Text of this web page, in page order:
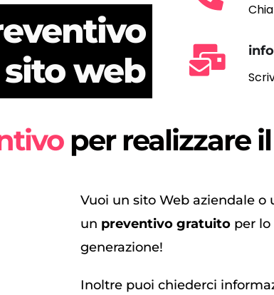
web
per realizzare
Vuoi un sito Web aziendale o
un preventivo gratuito per
generazione!
Inoltre puoi chiederci